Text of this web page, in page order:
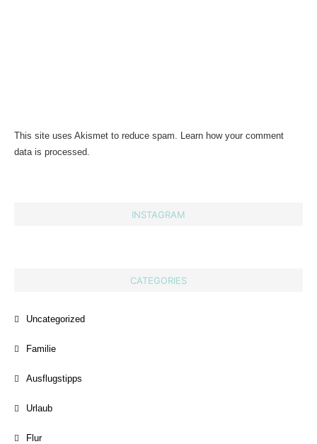
This site uses Akismet to reduce spam. Learn how your comment
data is processed.
INSTAGRAM
CATEGORIES
Uncategorized
Familie
Ausflugstipps
Urlaub
Flur